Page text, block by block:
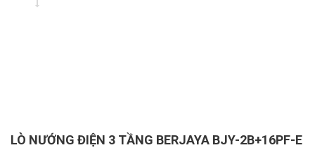
LÒ NƯỚNG ĐIỆN 3 TẦNG BERJAYA BJY-2B+16PF-E